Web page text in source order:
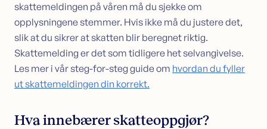
skattemeldingen på våren må du sjekke om
opplysningene stemmer. Hvis ikke må du justere det,
slik at du sikrer at skatten blir beregnet riktig.
Skattemelding er det som tidligere het selvangivelse.
Les mer i vår steg-for-steg guide om hvordan du fyller
ut skattemeldingen din korrekt.
Hva innebærer skatteoppgjør?